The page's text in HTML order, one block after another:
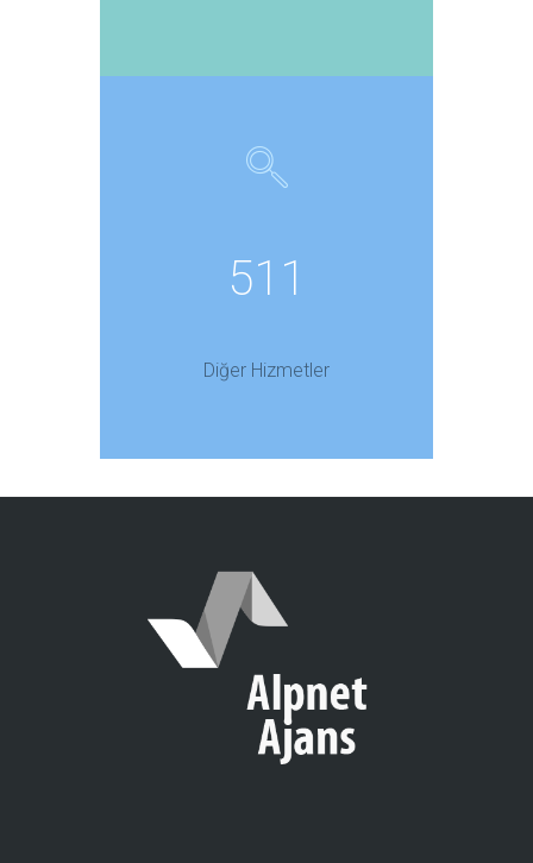
511
Diğer Hizmetler